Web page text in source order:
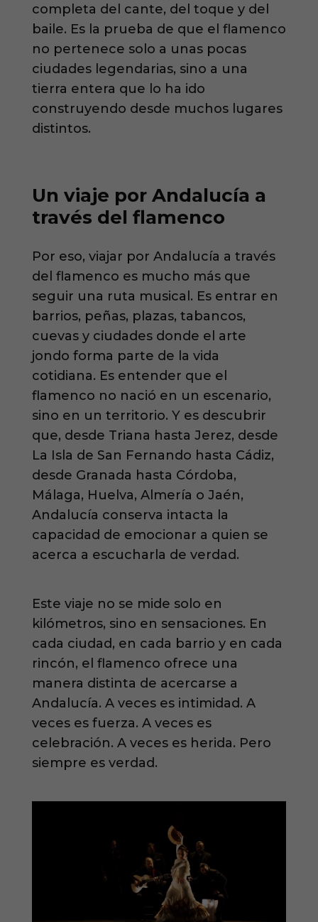
completa del cante, del toque y del
baile. Es la prueba de que el flamenco
no pertenece solo a unas pocas
ciudades legendarias, sino a una
tierra entera que lo ha ido
construyendo desde muchos lugares
distintos.
Un viaje por Andalucía a
través del flamenco
Por eso, viajar por Andalucía a través
del flamenco es mucho más que
seguir una ruta musical. Es entrar en
barrios, peñas, plazas, tabancos,
cuevas y ciudades donde el arte
jondo forma parte de la vida
cotidiana. Es entender que el
flamenco no nació en un escenario,
sino en un territorio. Y es descubrir
que, desde Triana hasta Jerez, desde
La Isla de San Fernando hasta Cádiz,
desde Granada hasta Córdoba,
Málaga, Huelva, Almería o Jaén,
Andalucía conserva intacta la
capacidad de emocionar a quien se
acerca a escucharla de verdad.
Este viaje no se mide solo en
kilómetros, sino en sensaciones. En
cada ciudad, en cada barrio y en cada
rincón, el flamenco ofrece una
manera distinta de acercarse a
Andalucía. A veces es intimidad. A
veces es fuerza. A veces es
celebración. A veces es herida. Pero
siempre es verdad.